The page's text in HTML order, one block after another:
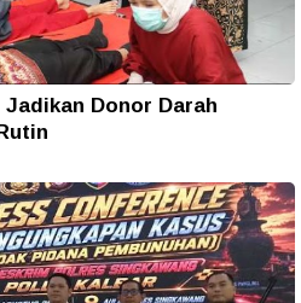
Jadikan Donor Darah